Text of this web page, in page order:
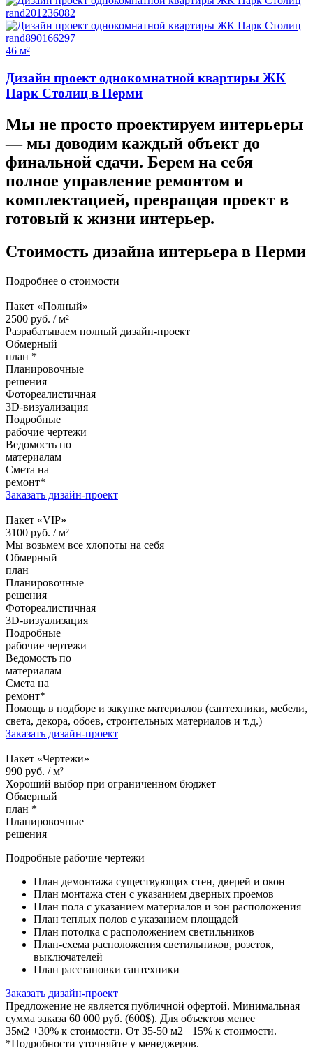
46 м²
Дизайн проект однокомнатной квартиры ЖК
Парк Столиц в Перми
Мы не просто проектируем интерьеры
—мы доводим каждый объект до
финальной сдачи. Берем на себя
полное управление ремонтом и
комплектацией, превращая проект в
готовый к жизни интерьер.
Стоимость дизайна интерьера в Перми
Подробнее о стоимости
Пакет «Полный»
2500 руб. /м²
Разрабатываем полный дизайн-проект
Обмерный
план *
Планировочные
решения
Фотореалистичная
3D-визуализация
Подробные
рабочие чертежи
Ведомость по
материалам
Смета на
ремонт*
Заказать дизайн-проект
Пакет «VIP»
3100 руб. /м²
Мы возьмем все хлопоты на себя
Обмерный
план
Планировочные
решения
Фотореалистичная
3D-визуализация
Подробные
рабочие чертежи
Ведомость по
материалам
Смета на
ремонт*
Помощь в подборе и закупке материалов (сантехники, мебели,
света, декора, обоев, строительных материалов и т.д.)
Заказать дизайн-проект
Пакет «Чертежи»
990 руб. /м²
Хороший выбор при ограниченном бюджет
Обмерный
план *
Планировочные
решения
Подробные рабочие чертежи
План демонтажа существующих стен, дверей и окон
План монтажа стен с указанием дверных проемов
План пола с указанием материалов и зон расположения
План теплых полов с указанием площадей
План потолка с расположением светильников
План-схема расположения светильников, розеток,
выключателей
План расстановки сантехники
Заказать дизайн-проект
Предложение не является публичной офертой. Минимальная
сумма заказа 60 000 руб. (600$). Для объектов менее
35м2 +30% к стоимости. От 35-50 м2 +15% к стоимости.
*Подробности уточняйте у менеджеров.